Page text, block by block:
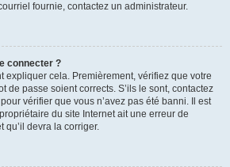
fournie, contactez un administrateur.
connecter ?
expliquer cela. Premièrement, vérifiez que votre
de passe soient corrects. S’ils le sont, contactez
vérifier que vous n’avez pas été banni. Il est
du site Internet ait une erreur de
qu’il devra la corriger.